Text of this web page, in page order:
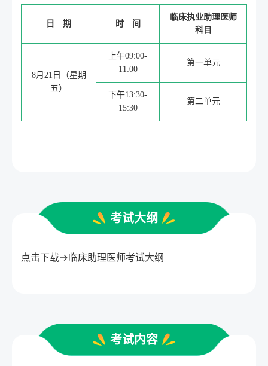
日 期 时 间
临床执业助理医师
科目
8月21日（星期
五）
上午09:00-
11:00
第一单元
下午13:30-
15:30
第二单元
考试大纲
点击下载→临床助理医师考试大纲
考试内容